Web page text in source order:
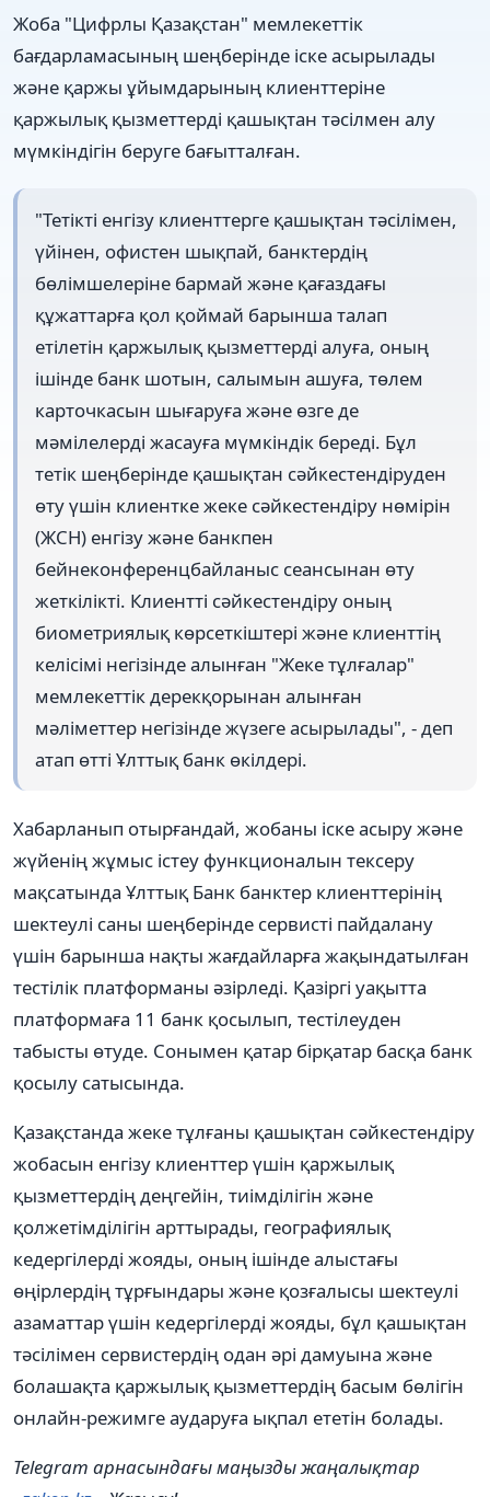
Жоба "Цифрлы Қазақстан" мемлекеттік
бағдарламасының шеңберінде іске асырылады
және қаржы ұйымдарының клиенттеріне
қаржылық қызметтерді қашықтан тәсілмен алу
мүмкіндігін беруге бағытталған.
"Тетікті енгізу клиенттерге қашықтан тәсілімен,
үйінен, офистен шықпай, банктердің
бөлімшелеріне бармай және қағаздағы
құжаттарға қол қоймай барынша талап
етілетін қаржылық қызметтерді алуға, оның
ішінде банк шотын, салымын ашуға, төлем
карточкасын шығаруға және өзге де
мәмілелерді жасауға мүмкіндік береді. Бұл
тетік шеңберінде қашықтан сәйкестендіруден
өту үшін клиентке жеке сәйкестендіру нөмірін
(ЖСН) енгізу және банкпен
бейнеконференцбайланыс сеансынан өту
жеткілікті. Клиентті сәйкестендіру оның
биометриялық көрсеткіштері және клиенттің
келісімі негізінде алынған "Жеке тұлғалар"
мемлекеттік дерекқорынан алынған
мәліметтер негізінде жүзеге асырылады", - деп
атап өтті Ұлттық банк өкілдері.
Хабарланып отырғандай, жобаны іске асыру және
жүйенің жұмыс істеу функционалын тексеру
мақсатында Ұлттық Банк банктер клиенттерінің
шектеулі саны шеңберінде сервисті пайдалану
үшін барынша нақты жағдайларға жақындатылған
тестілік платформаны әзірледі. Қазіргі уақытта
платформаға 11 банк қосылып, тестілеуден
табысты өтуде. Сонымен қатар бірқатар басқа банк
қосылу сатысында.
Қазақстанда жеке тұлғаны қашықтан сәйкестендіру
жобасын енгізу клиенттер үшін қаржылық
қызметтердің деңгейін, тиімділігін және
қолжетімділігін арттырады, географиялық
кедергілерді жояды, оның ішінде алыстағы
өңірлердің тұрғындары және қозғалысы шектеулі
азаматтар үшін кедергілерді жояды, бұл қашықтан
тәсілімен сервистердің одан әрі дамуына және
болашақта қаржылық қызметтердің басым бөлігін
онлайн-режимге аударуға ықпал ететін болады.
Telegram арнасындағы маңызды жаңалықтар